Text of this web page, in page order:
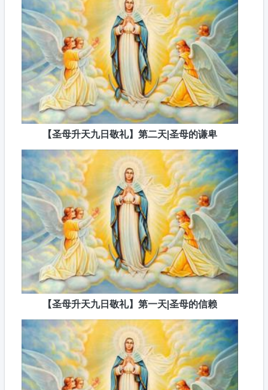
【圣母升天九日敬礼】第二天|圣母的谦卑
【圣母升天九日敬礼】第一天|圣母的信赖